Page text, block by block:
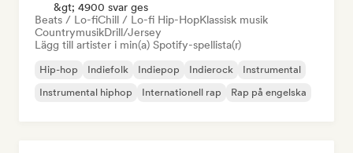
&gt; 4900 svar ges
Beats / Lo-fiChill / Lo-fi Hip-HopKlassisk musik
CountrymusikDrill/Jersey
Lägg till artister i min(a) Spotify-spellista(r)
Hip-hop Indiefolk Indiepop Indierock
Instrumental
Instrumental hiphop
Internationell rap Rap på engelska